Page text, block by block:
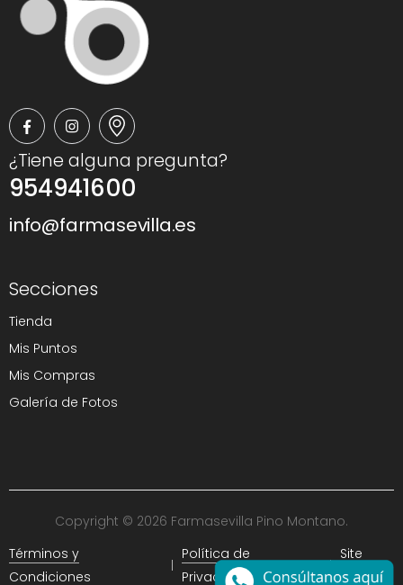
¿Tiene alguna pregunta?
954941600
info@farmasevilla.es
Secciones
Tienda
Mis Puntos
Mis Compras
Galería de Fotos
Copyright © 2026 Farmasevilla Pino Montano.
Términos y
Condiciones
Política de
Privacidad
Site
Map